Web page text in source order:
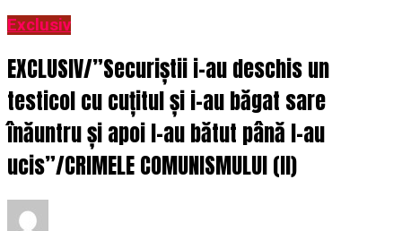
Exclusiv
EXCLUSIV/”Securiștii i-au deschis un
testicol cu cuțitul și i-au băgat sare
înăuntru și apoi l-au bătut până l-au
ucis”/CRIMELE COMUNISMULUI (II)